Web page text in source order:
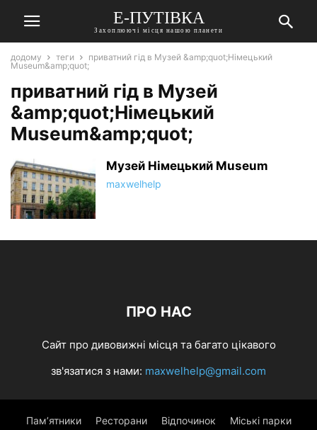
Е-ПУТІВКА
Захоплюючі місця нашою планети
додому теги
приватний гід в Музей &amp;quot;Німецький
Museum&amp;quot;
приватний гід в Музей
&amp;quot;Німецький
Museum&amp;quot;
Музей Німецький Museum
maxwelhelp
ПРО НАС
Сайт про дивовижні місця та багато цікавого
зв'язатися з нами: maxwelhelp@gmail.com
Пам’ятники Ресторани Відпочинок Міські парки